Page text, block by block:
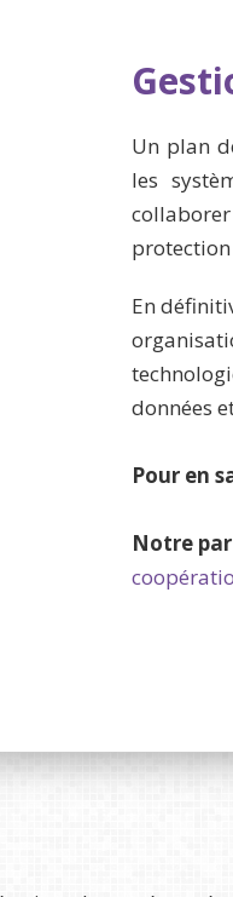
Un plan
les
En
données
Pour en
Notre